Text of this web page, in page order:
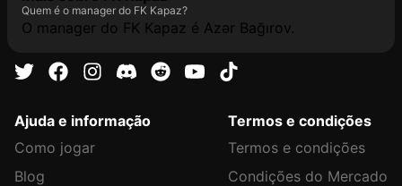
Quem é o manager do FK Kapaz?
O manager do FK Kapaz é Azər Bağırov.
Ajuda e informação
Como jogar
Blog
Termos e condições
Termos e condições
Condições do Mercado